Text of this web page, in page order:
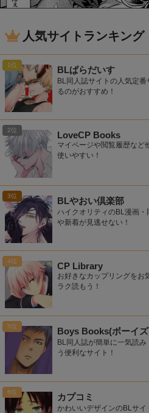
人気サイトランキング
BLぱらだいす
BL同人誌サイトの人気定
るのがおすすめ！
LoveCP Books
マイページや閲覧履歴など
使いやすい！
BLやおい倶楽部
ハイクオリティのBL漫画
や新着が見逃せない！
CP Library
お好きなカップリングをお
ラク読もう！
Boys Books(ボーイ
BL同人誌が簡単に一気読
う便利なサイト！
カプコミ
かわいいデザインのBLサ